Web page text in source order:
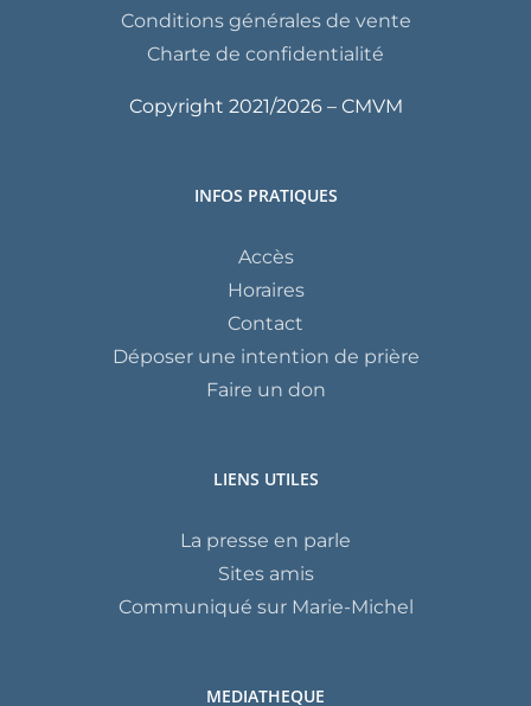
Conditions générales de vente
Charte de confidentialité
Copyright 2021/2026 – CMVM
INFOS PRATIQUES
Accès
Horaires
Contact
Déposer une intention de prière
Faire un don
LIENS UTILES
La presse en parle
Sites amis
Communiqué sur Marie-Michel
MEDIATHEQUE